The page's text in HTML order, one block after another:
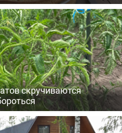
скручиваются